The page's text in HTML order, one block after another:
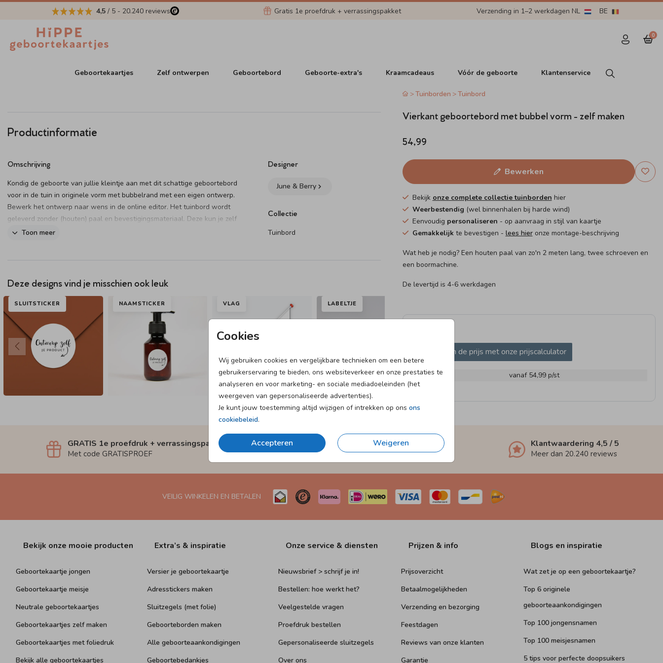
4,5 / 5 - 20.240 reviews Gratis 1e proefdruk + verrassingspakket Verzending in 1–2 werkdagen NL BE
0
Geboortekaartjes Zelf ontwerpen Geboortebord Geboorte-extra's Kraamcadeaus Vóór de geboorte Klantenservice
Cookies
Wij gebruiken cookies en vergelijkbare technieken om een betere
gebruikerservaring te bieden, ons websiteverkeer en onze prestaties te
analyseren en voor marketing- en sociale mediadoeleinden (het
weergeven van gepersonaliseerde advertenties).
Je kunt jouw toestemming altijd wijzigen of intrekken op ons ons
cookiebeleid.
Accepteren Weigeren
Productinformatie
Omschrijving
Kondig de geboorte van jullie kleintje aan met dit schattige geboortebord
voor in de tuin in originele vorm met bubbelrand met een eigen ontwerp.
Bewerk het ontwerp naar wens in de online editor. Het tuinbord wordt
geleverd zonder (houten) paal en bevestigingsmateriaal. Deze kun je zelf
vinden bij de bouwmarkt. Je bevestigt het bord met schroeven aan de paal.
Toon meer
Designer
June & Berry
Collectie
Tuinbord
Deze designs vind je misschien ook leuk
SLUITSTICKER NAAMSTICKER VLAG LABELTJE
Tuinborden Tuinbord
Vierkant geboortebord met bubbel vorm - zelf maken
54,99
Bewerken
Bekijk onze complete collectie tuinborden hier
Weerbestendig (wel binnenhalen bij harde wind)
Eenvoudig personaliseren - op aanvraag in stijl van kaartje
Gemakkelijk te bevestigen - lees hieronze montage-beschrijving
Wat heb je nodig? Een houten paal van zo'n 2 meten lang, twee schroeven en
een boormachine.
De levertijd is 4-6 werkdagen
Bereken de prijs met onze prijscalculator
82 × 82 cm vanaf 54,99 p/st
GRATIS 1e proefdruk + verrassingspakket
Met code GRATISPROEF
Verzending in 1-2 werkdagen
Naar Nederland én België
Klantwaardering 4,5 / 5
Meer dan 20.240 reviews
VEILIG WINKELEN EN BETALEN
Bekijk onze mooie producten
Geboortekaartje jongen
Geboortekaartje meisje
Neutrale geboortekaartjes
Geboortekaartjes zelf maken
Geboortekaartjes met foliedruk
Bekijk alle geboortekaartjes
Extra’s & inspiratie
Versier je geboortekaartje
Adresstickers maken
Sluitzegels (met folie)
Geboorteborden maken
Alle geboorteaankondigingen
Geboortebedankjes
Onze service & diensten
Nieuwsbrief > schrijf je in!
Bestellen: hoe werkt het?
Veelgestelde vragen
Proefdruk bestellen
Gepersonaliseerde sluitzegels
Over ons
Prijzen & info
Prijsoverzicht
Betaalmogelijkheden
Verzending en bezorging
Feestdagen
Reviews van onze klanten
Garantie
Blogs en inspiratie
Wat zet je op een geboortekaartje?
Top 6 originele
geboorteaankondigingen
Top 100 jongensnamen
Top 100 meisjesnamen
5 tips voor perfecte doopsuikers